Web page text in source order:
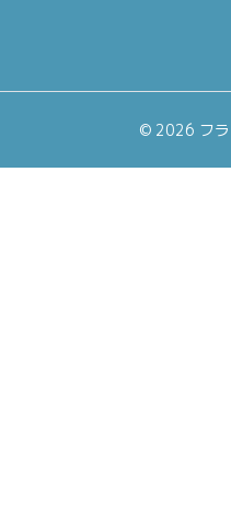
©2026 フラ